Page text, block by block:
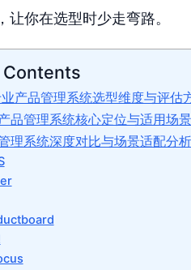
让你在选型时少走弯路。
产品管理系统选型维度与评估
品管理系统核心定位与适用场
理系统深度对比与场景适配分析